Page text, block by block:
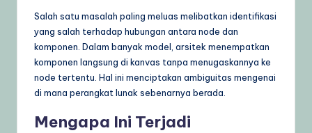
Salah satu masalah paling meluas melibatkan identifikasi
yang salah terhadap hubungan antara node dan
komponen. Dalam banyak model, arsitek menempatkan
komponen langsung di kanvas tanpa menugaskannya ke
node tertentu. Hal ini menciptakan ambiguitas mengenai
di mana perangkat lunak sebenarnya berada.
Mengapa Ini Terjadi